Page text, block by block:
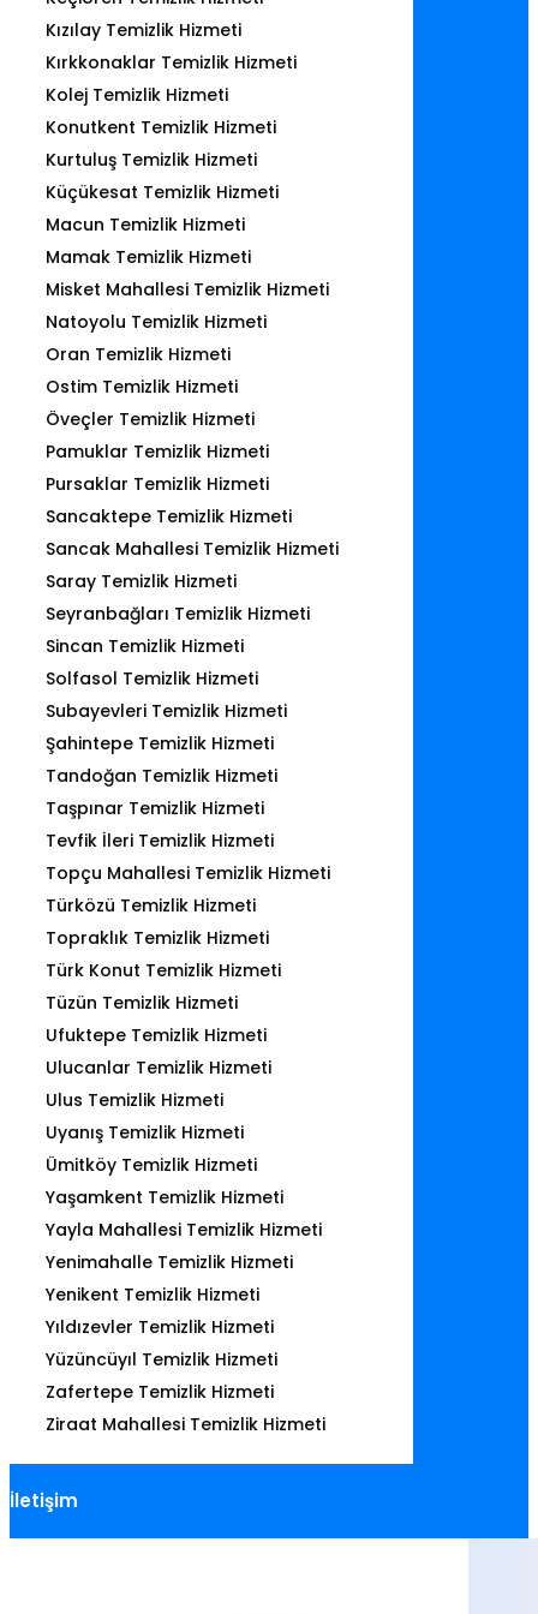
Kızılay Temizlik Hizmeti
Kırkkonaklar Temizlik Hizmeti
Kolej Temizlik Hizmeti
Konutkent Temizlik Hizmeti
Kurtuluş Temizlik Hizmeti
Küçükesat Temizlik Hizmeti
Macun Temizlik Hizmeti
Mamak Temizlik Hizmeti
Misket Mahallesi Temizlik Hizmeti
Natoyolu Temizlik Hizmeti
Oran Temizlik Hizmeti
Ostim Temizlik Hizmeti
Öveçler Temizlik Hizmeti
Pamuklar Temizlik Hizmeti
Pursaklar Temizlik Hizmeti
Sancaktepe Temizlik Hizmeti
Sancak Mahallesi Temizlik Hizmeti
Saray Temizlik Hizmeti
Seyranbağları Temizlik Hizmeti
Sincan Temizlik Hizmeti
Solfasol Temizlik Hizmeti
Subayevleri Temizlik Hizmeti
Şahintepe Temizlik Hizmeti
Tandoğan Temizlik Hizmeti
Taşpınar Temizlik Hizmeti
Tevfik İleri Temizlik Hizmeti
Topçu Mahallesi Temizlik Hizmeti
Türközü Temizlik Hizmeti
Topraklık Temizlik Hizmeti
Türk Konut Temizlik Hizmeti
Tüzün Temizlik Hizmeti
Ufuktepe Temizlik Hizmeti
Ulucanlar Temizlik Hizmeti
Ulus Temizlik Hizmeti
Uyanış Temizlik Hizmeti
Ümitköy Temizlik Hizmeti
Yaşamkent Temizlik Hizmeti
Yayla Mahallesi Temizlik Hizmeti
Yenimahalle Temizlik Hizmeti
Yenikent Temizlik Hizmeti
Yıldızevler Temizlik Hizmeti
Yüzüncüyıl Temizlik Hizmeti
Zafertepe Temizlik Hizmeti
Ziraat Mahallesi Temizlik Hizmeti
İletişim